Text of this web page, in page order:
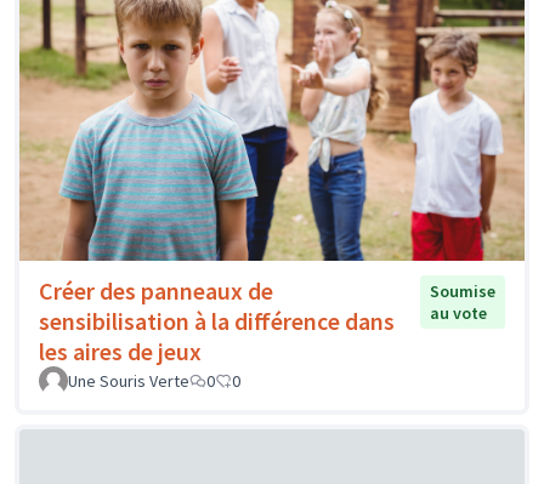
Créer des panneaux de
sensibilisation à la différence dans
les aires de jeux
Soumise
au vote
Une Souris Verte 0 0